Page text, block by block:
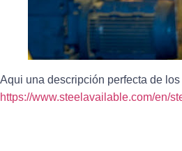
Aqui una descripción perfecta de
https://www.steelavailable.com/en/